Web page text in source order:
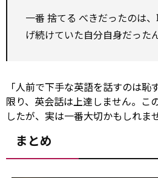
一番 捨てる べきだったのは
げ続けていた自分自身だっ
「人前で下手な英語を話すのは恥
限り、英会話は上達しません。こ
したが、実は一番大切かもしれま
まとめ